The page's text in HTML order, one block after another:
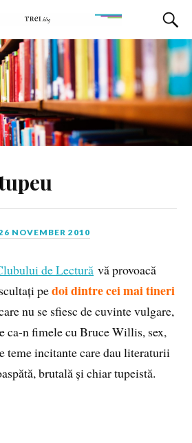
NOVEMBER 2010
de Lectură vă provoacă
pedoi dintre cei mai tineri
nu se sfiesc de cuvinte vulgare,
ca-n fimele cu Bruce Willis, sex,
teme incitante care dau literaturii
brutală și chiar tupeistă.